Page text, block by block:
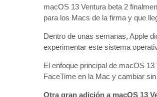
macOS 13 Ventura beta 2
para los Macs de la firma y que
Dentro de unas semanas, Apple
experimentar este sistema
El enfoque principal de macOS
FaceTime en la Mac y cambiar
Otra gran adición a macOS 13